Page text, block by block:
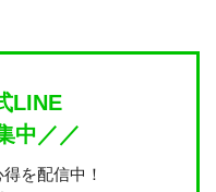
LINE
中／／
を配信中！